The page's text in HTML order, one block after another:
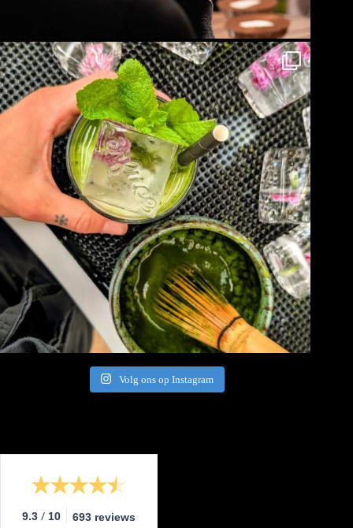
Volg ons op Instagram
9.3 / 10 693 reviews